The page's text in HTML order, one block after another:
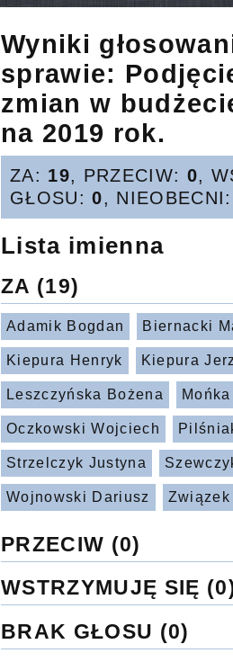
Wyniki
sprawie:
zmian w
na 2019 rok.
ZA: 19, PRZECIW: 0,
GŁOSU:0,
Lista imienna
ZA (19)
Adamik Bogdan Biernacki
Kiepura Henryk Kiepura
Leszczyńska Bożena
Oczkowski Wojciech
Strzelczyk Justyna
Wojnowski Dariusz
PRZECIW (0)
WSTRZYMUJĘ SIĘ
BRAK GŁOSU (0)